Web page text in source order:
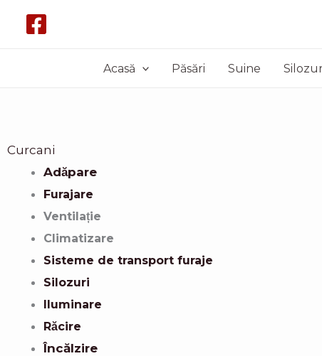
Acasă Păsări Suine
Curcani
Adăpare
Furajare
Ventilație
Climatizare
Sisteme de transport furaje
Silozuri
Iluminare
Răcire
Încălzire